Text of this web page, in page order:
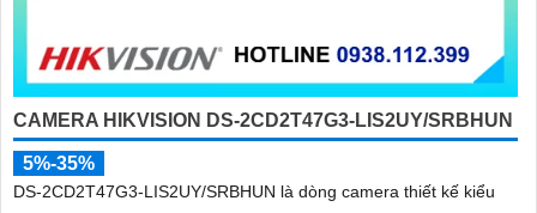
CAMERA HIKVISION DS-2CD2T47G3-LIS2UY/SRBHUN
5%-35%
DS-2CD2T47G3-LIS2UY/SRBHUN là dòng camera thiết kế kiểu